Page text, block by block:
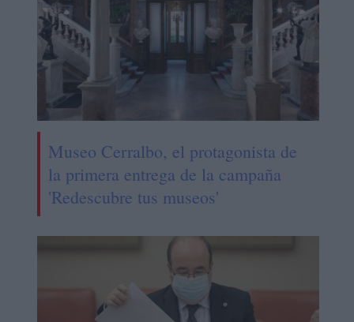
Museo Cerralbo, el protagonista de
la primera entrega de la campaña
'Redescubre tus museos'